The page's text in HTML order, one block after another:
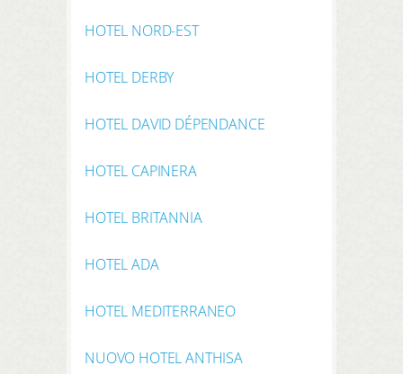
HOTEL NORD-EST
HOTEL DERBY
HOTEL DAVID DÉPENDANCE
HOTEL CAPINERA
HOTEL BRITANNIA
HOTEL ADA
HOTEL MEDITERRANEO
NUOVO HOTEL ANTHISA